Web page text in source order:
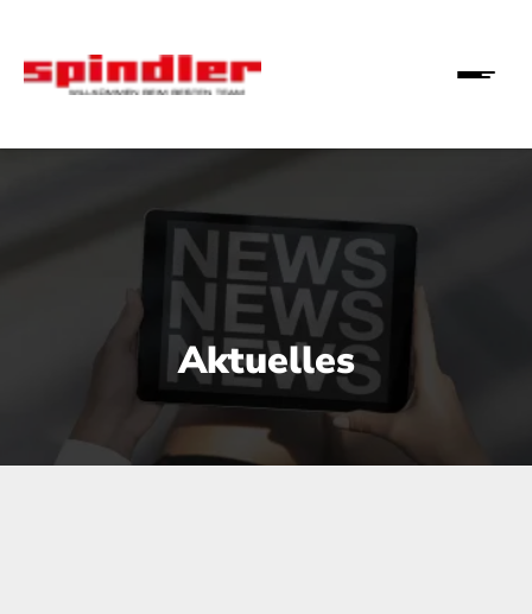
Aktuelles